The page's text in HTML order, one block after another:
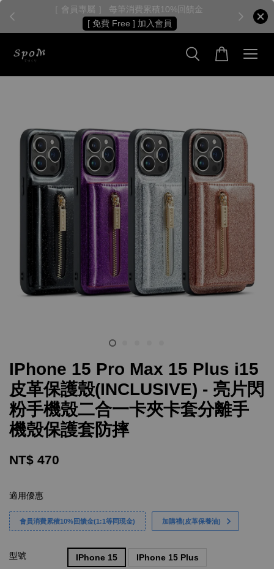
［ 會員專屬 ］ 每筆消費累積10%回饋金
[ 免費 Free ] 加入會員
IPhone 15 Pro Max 15 Plus i15
皮革保護殼(INCLUSIVE) - 亮片閃
粉手機殼二合一卡夾卡套分離手
機殼保護套防摔
NT$ 470
適用優惠
會員消費累積10%回饋金(1:1等同現金) 加購禮(皮革保養油)
型號 IPhone 15 IPhone 15 Plus